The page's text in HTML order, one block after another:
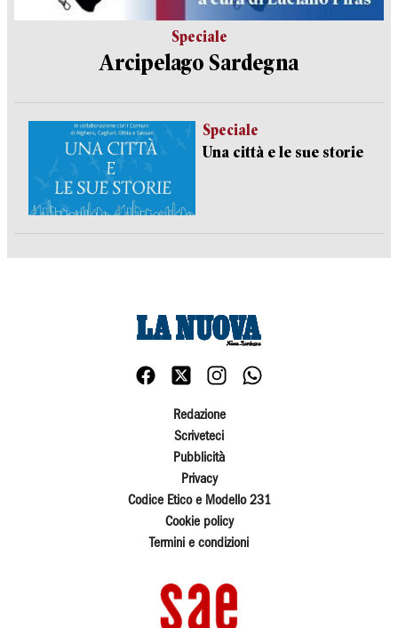
Speciale
Arcipelago Sardegna
Speciale
Una città e le sue storie
Redazione
Scriveteci
Pubblicità
Privacy
Codice Etico e Modello 231
Cookie policy
Termini e condizioni